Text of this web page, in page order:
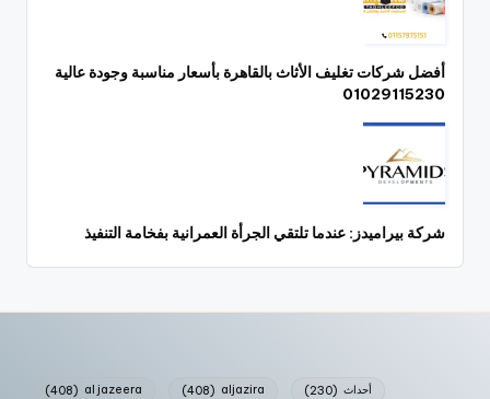
أفضل شركات تغليف الأثاث بالقاهرة بأسعار مناسبة وجودة عالية
01029115230
شركة بيراميدز: عندما تلتقي الجرأة العمرانية بفخامة التنفيذ
al jazeera
(408) aljazira
(408) أحداث (230)